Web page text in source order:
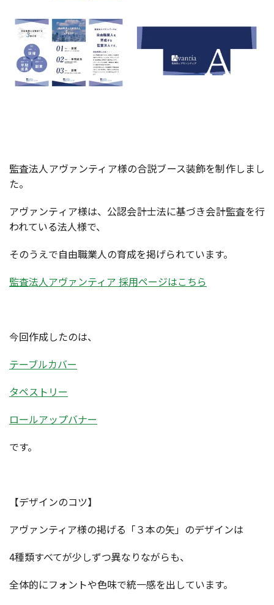
監査法人アヴァンティア様の合説ブース装飾を制作しまし
た。
アヴァンティア様は、公認会計士法に基づき会計監査を行
われている法人様で、
そのうえで自由職業人の育成を掲げられています。
監査法人アヴァンティア 採用ページはこちら
今回作成したのは、
テーブルカバー
タペストリー
ロールアップバナー
です。
【デザインのコツ】
アヴァンティア様の掲げる「３本の矢」のデザインは
4種類すべてが少しずつ異なりながらも、
全体的にフォントや色味で統一感を出しています。